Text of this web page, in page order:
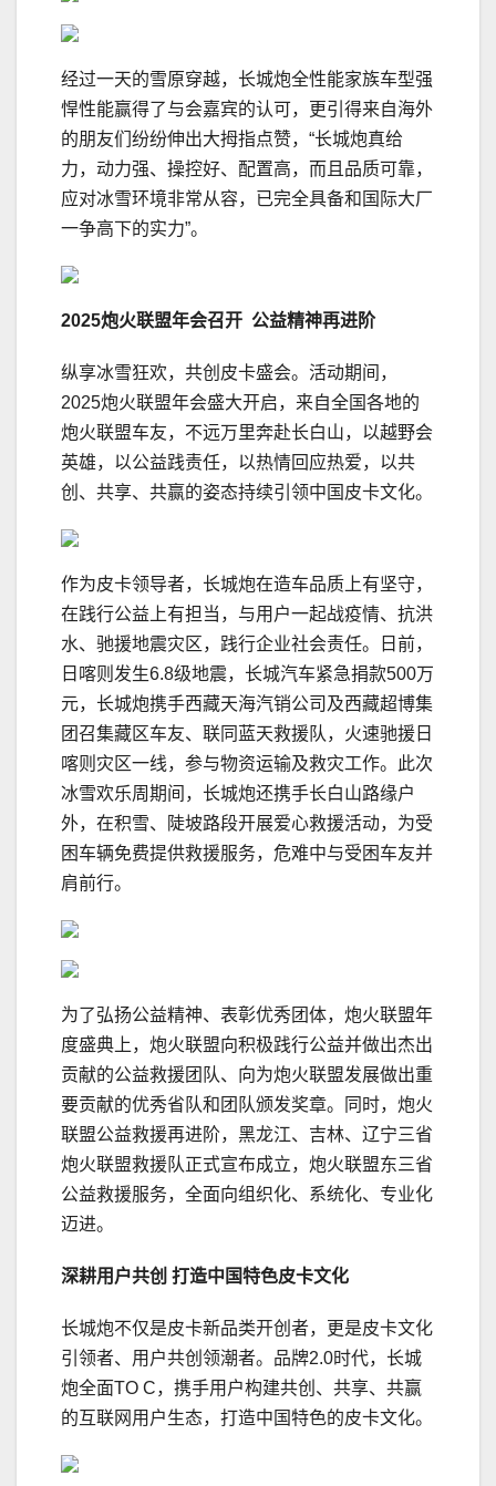
经过一天的雪原穿越，长城炮全性能家族车型强
悍性能赢得了与会嘉宾的认可，更引得来自海外
的朋友们纷纷伸出大拇指点赞，“长城炮真给
力，动力强、操控好、配置高，而且品质可靠，
应对冰雪环境非常从容，已完全具备和国际大厂
一争高下的实力”。
2025炮火联盟年会召开 公益精神再进阶
纵享冰雪狂欢，共创皮卡盛会。活动期间，
2025炮火联盟年会盛大开启，来自全国各地的
炮火联盟车友，不远万里奔赴长白山，以越野会
英雄，以公益践责任，以热情回应热爱，以共
创、共享、共赢的姿态持续引领中国皮卡文化。
作为皮卡领导者，长城炮在造车品质上有坚守，
在践行公益上有担当，与用户一起战疫情、抗洪
水、驰援地震灾区，践行企业社会责任。日前，
日喀则发生6.8级地震，长城汽车紧急捐款500万
元，长城炮携手西藏天海汽销公司及西藏超博集
团召集藏区车友、联同蓝天救援队，火速驰援日
喀则灾区一线，参与物资运输及救灾工作。此次
冰雪欢乐周期间，长城炮还携手长白山路缘户
外，在积雪、陡坡路段开展爱心救援活动，为受
困车辆免费提供救援服务，危难中与受困车友并
肩前行。
为了弘扬公益精神、表彰优秀团体，炮火联盟年
度盛典上，炮火联盟向积极践行公益并做出杰出
贡献的公益救援团队、向为炮火联盟发展做出重
要贡献的优秀省队和团队颁发奖章。同时，炮火
联盟公益救援再进阶，黑龙江、吉林、辽宁三省
炮火联盟救援队正式宣布成立，炮火联盟东三省
公益救援服务，全面向组织化、系统化、专业化
迈进。
深耕用户共创 打造中国特色皮卡文化
长城炮不仅是皮卡新品类开创者，更是皮卡文化
引领者、用户共创领潮者。品牌2.0时代，长城
炮全面TO C，携手用户构建共创、共享、共赢
的互联网用户生态，打造中国特色的皮卡文化。